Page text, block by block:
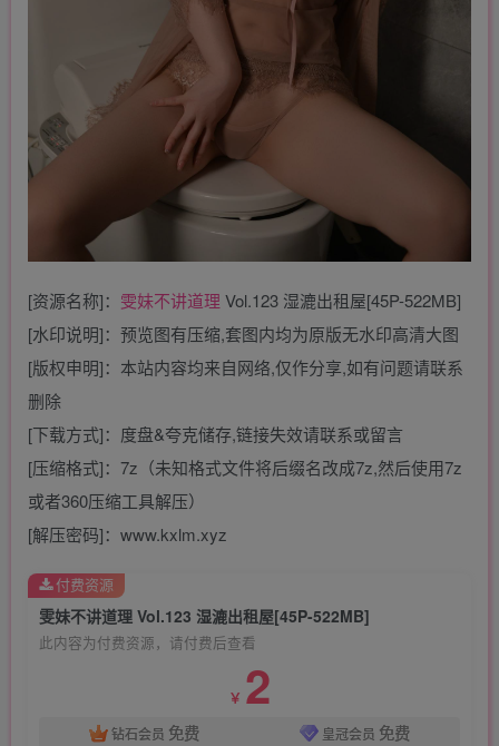
[资源名称]： 雯妹不讲道理 Vol.123 湿漉出租屋[45P-522MB]
[水印说明]：预览图有压缩,套图内均为原版无水印高清大图
[版权申明]：本站内容均来自网络,仅作分享,如有问题请联系
删除
[下载方式]：度盘&夸克储存,链接失效请联系或留言
[压缩格式]：7z（未知格式文件将后缀名改成7z,然后使用7z
或者360压缩工具解压）
[解压密码]：www.kxlm.xyz
雯妹不讲道理 Vol.123 湿漉出租屋[45P-522MB]
此内容为付费资源，请付费后查看
￥ 2
钻石会员 免费 皇冠会员 免费
付费资源